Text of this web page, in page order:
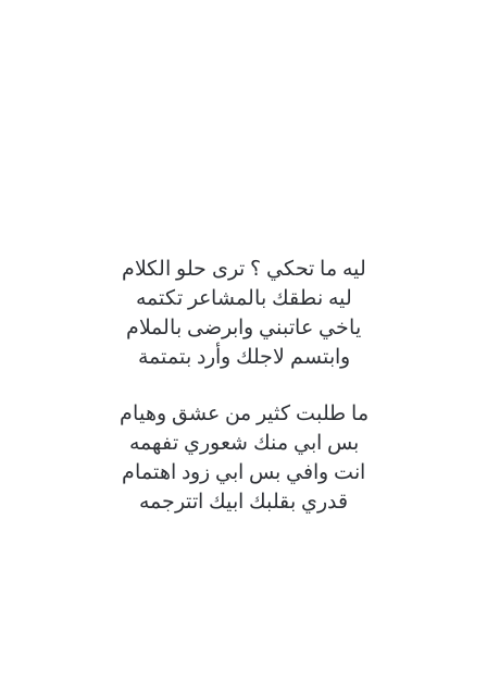
ليه ما تحكي ؟ ترى حلو الكلام
ليه نطقك بالمشاعر تكتمه
ياخي عاتبني وابرضى بالملام
وابتسم لاجلك وأرد بتمتمة
ما طلبت كثير من عشق وهيام
بس ابي منك شعوري تفهمه
انت وافي بس ابي زود اهتمام
قدري بقلبك ابيك اتترجمه